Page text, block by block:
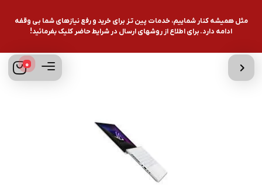
مثل همیشه کنار شماییم، خدمات پین تـز برای خرید و رفع نیازهای شما بی وقفه
ادامه دارد. برای اطلاع از روشهای ارسال در شرایط حاضر کلیک بفرمائید!
0